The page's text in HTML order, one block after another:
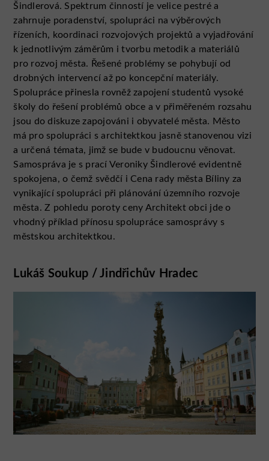
Šindlerová. Spektrum činností je velice pestré a
zahrnuje poradenství, spolupráci na výběrových
řízeních, koordinaci rozvojových projektů a vyjadřování
k jednotlivým záměrům i tvorbu metodik a materiálů
pro rozvoj města. Řešené problémy se pohybují od
drobných intervencí až po koncepční materiály.
Spolupráce přinesla rovněž zapojení studentů vysoké
školy do řešení problémů obce a v přiměřeném rozsahu
jsou do diskuze zapojováni i obyvatelé města. Město
má pro spolupráci s architektkou jasně stanovenou vizi
a určená témata, jimž se bude v budoucnu věnovat.
Samospráva je s prací Veroniky Šindlerové evidentně
spokojena, o čemž svědčí i Cena rady města Bíliny za
vynikající spolupráci při plánování územního rozvoje
města. Z pohledu poroty ceny Architekt obci jde o
vhodný příklad přínosu spolupráce samosprávy s
městskou architektkou.
Lukáš Soukup / Jindřichův Hradec